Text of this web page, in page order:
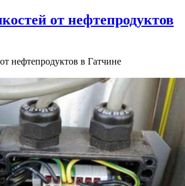
от нефтепродуктов
нефтепродуктов в Гатчине